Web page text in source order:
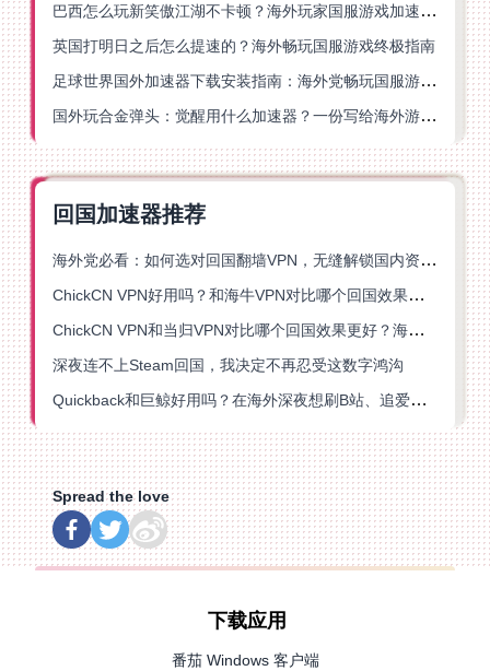
巴西怎么玩新笑傲江湖不卡顿？海外玩家国服游戏加速终极指南（附猫和老鼠一梦江湖实测）
英国打明日之后怎么提速的？海外畅玩国服游戏终极指南
足球世界国外加速器下载安装指南：海外党畅玩国服游戏的终极解决方案
国外玩合金弹头：觉醒用什么加速器？一份写给海外游子的畅玩指南
回国加速器推荐
海外党必看：如何选对回国翻墙VPN，无缝解锁国内资源？
ChickCN VPN好用吗？和海牛VPN对比哪个回国效果更好？
ChickCN VPN和当归VPN对比哪个回国效果更好？海外党亲测后选了它
深夜连不上Steam回国，我决定不再忍受这数字鸿沟
Quickback和巨鲸好用吗？在海外深夜想刷B站、追爱奇艺的你，或许正需要这份答案
Spread the love
下载应用
番茄 Windows 客户端